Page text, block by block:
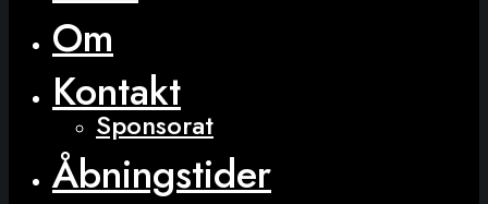
Om
Kontakt
Sponsorat
Åbningstider